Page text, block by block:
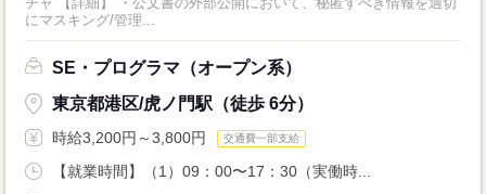
にマスキング/管理...
SE・プログラマ（オープン系）
東京都港区/虎ノ門駅（徒歩 6分）
時給3,200円～3,800円 交通費一部支給
【就業時間】（1）09：00〜17：30（実働時...